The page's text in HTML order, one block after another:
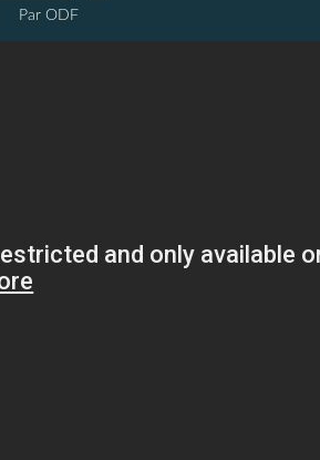
Par ODF